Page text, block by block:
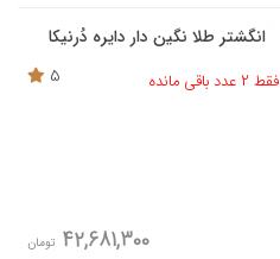
انگشتر طلا نگین دار دایره دُرنیکا
فقط 2 عدد باقی مانده
5
42,681,300 تومان